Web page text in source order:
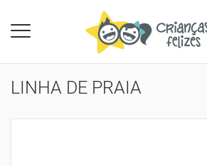
LINHA DE PRAIA